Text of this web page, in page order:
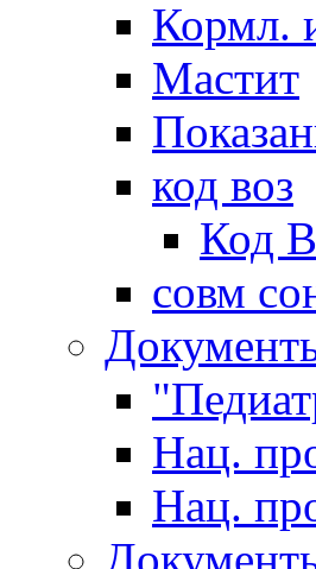
Кормл.
Мастит
код воз
Код
совм
Нац.
Нац.